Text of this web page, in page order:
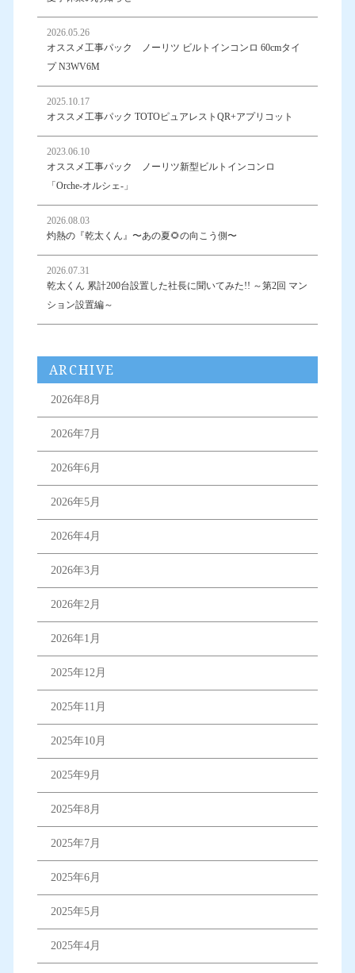
2026.05.26
オススメ工事パック ノーリツ ビルトインコンロ 60cmタイ
プ N3WV6M
2025.10.17
オススメ工事パック TOTOピュアレストQR+アプリコット
2023.06.10
オススメ工事パック ノーリツ新型ビルトインコンロ
「Orche-オルシェ-」
2026.08.03
灼熱の『乾太くん』〜あの夏🌻の向こう側〜
2026.07.31
乾太くん 累計200台設置した社長に聞いてみた!! ～第2回 マン
ション設置編～
ARCHIVE
2026年8月
2026年7月
2026年6月
2026年5月
2026年4月
2026年3月
2026年2月
2026年1月
2025年12月
2025年11月
2025年10月
2025年9月
2025年8月
2025年7月
2025年6月
2025年5月
2025年4月